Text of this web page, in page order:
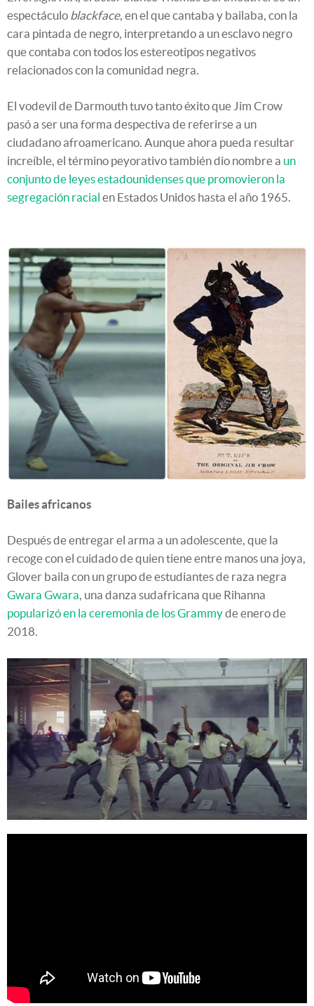
espectáculo blackface, en el que cantaba y bailaba, con la
cara pintada de negro, interpretando a un esclavo negro
que contaba con todos los estereotipos negativos
relacionados con la comunidad negra.
El vodevil de Darmouth tuvo tanto éxito que Jim Crow
pasó a ser una forma despectiva de referirse a un
ciudadano afroamericano. Aunque ahora pueda resultar
increíble, el término peyorativo también dio nombre a un
conjunto de leyes estadounidenses que promovieron la
segregación racial en Estados Unidos hasta el año 1965.
Bailes africanos
Después de entregar el arma a un adolescente, que la
recoge con el cuidado de quien tiene entre manos una joya,
Glover baila con un grupo de estudiantes de raza negra
Gwara Gwara , una danza sudafricana que Rihanna
popularizó en la ceremonia de los Grammyde enero de
2018.